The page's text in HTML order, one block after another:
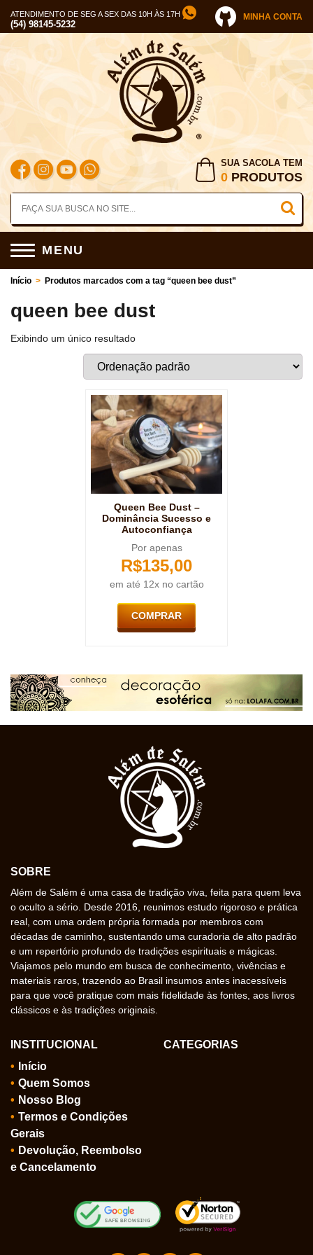
ATENDIMENTO DE SEG A SEX DAS 10H ÀS 17H
(54) 98145-5232
MINHA CONTA
SUA SACOLA TEM
0 PRODUTOS
MENU
Início > Produtos marcados com a tag “queen bee dust”
queen bee dust
Exibindo um único resultado
Queen Bee Dust –
Dominância Sucesso e
Autoconfiança
Por apenas
R$135,00
em até 12x no cartão
COMPRAR
SOBRE
Além de Salém é uma casa de tradição viva, feita para quem leva
o oculto a sério. Desde 2016, reunimos estudo rigoroso e prática
real, com uma ordem própria formada por membros com
décadas de caminho, sustentando uma curadoria de alto padrão
e um repertório profundo de tradições espirituais e mágicas.
Viajamos pelo mundo em busca de conhecimento, vivências e
materiais raros, trazendo ao Brasil insumos antes inacessíveis
para que você pratique com mais fidelidade às fontes, aos livros
clássicos e às tradições originais.
INSTITUCIONAL
Início
Quem Somos
Nosso Blog
Termos e Condições
Gerais
Devolução, Reembolso
e Cancelamento
CATEGORIAS